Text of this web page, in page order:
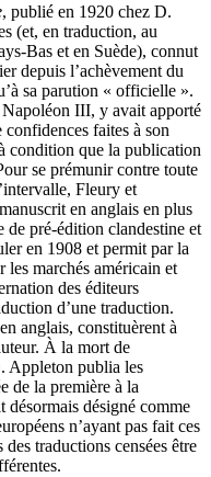
, publié en 1920 chez D.
(et, en traduction, au
Bas et en Suède), connut
depuis l’achèvement du
sa parution « officielle ».
III, y avait apporté
faites à son
condition que la publication
se prémunir contre toute
Fleury et
en anglais en plus
de pré-édition clandestine et
en 1908 et permit par la
les marchés américain et
des éditeurs
d’une traduction.
anglais, constituèrent à
À la mort de
Appleton publia les
de la première à la
désormais désigné comme
n’ayant pas fait ces
traductions censées être